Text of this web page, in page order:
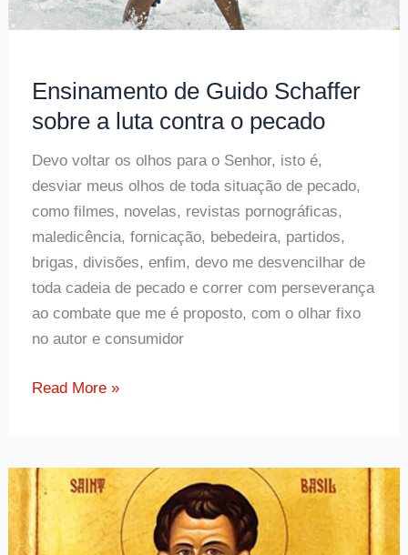
e
na
de
Cristo
Ensinamento de Guido Schaffer
sobre a luta contra o pecado
Devo voltar os olhos para o Senhor, isto é,
desviar meus olhos de toda situação de pecado,
como filmes, novelas, revistas pornográficas,
maledicência, fornicação, bebedeira, partidos,
brigas, divisões, enfim, devo me desvencilhar de
toda cadeia de pecado e correr com perseverança
ao combate que me é proposto, com o olhar fixo
no autor e consumidor
Ensinamento
sobre
a
luta
Read More »